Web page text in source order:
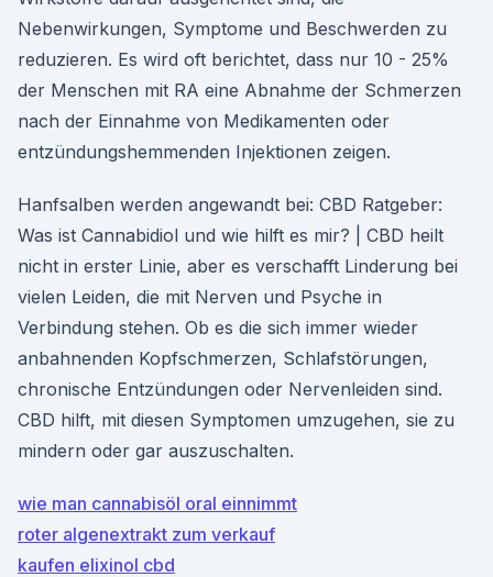
Nebenwirkungen, Symptome und Beschwerden zu
reduzieren. Es wird oft berichtet, dass nur 10 - 25%
der Menschen mit RA eine Abnahme der Schmerzen
nach der Einnahme von Medikamenten oder
entzündungshemmenden Injektionen zeigen.
Hanfsalben werden angewandt bei: CBD Ratgeber:
Was ist Cannabidiol und wie hilft es mir? | CBD heilt
nicht in erster Linie, aber es verschafft Linderung bei
vielen Leiden, die mit Nerven und Psyche in
Verbindung stehen. Ob es die sich immer wieder
anbahnenden Kopfschmerzen, Schlafstörungen,
chronische Entzündungen oder Nervenleiden sind.
CBD hilft, mit diesen Symptomen umzugehen, sie zu
mindern oder gar auszuschalten.
wie man cannabisöl oral einnimmt
roter algenextrakt zum verkauf
kaufen elixinol cbd